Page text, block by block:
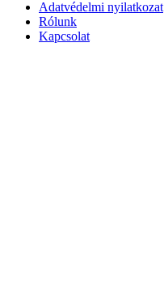
Adatvédelmi nyilatkozat
Rólunk
Kapcsolat